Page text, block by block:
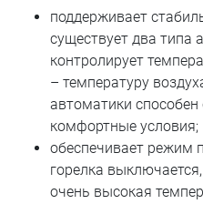
поддерживает
существует два типа
контролирует
– температуру
автоматики способен
комфортные условия;
обеспечивает режим
горелка
очень высокая